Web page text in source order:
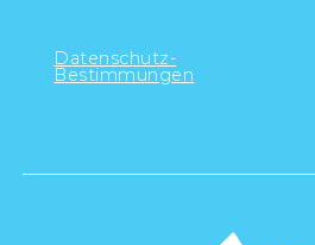
Datenschutz-
Bestimmungen